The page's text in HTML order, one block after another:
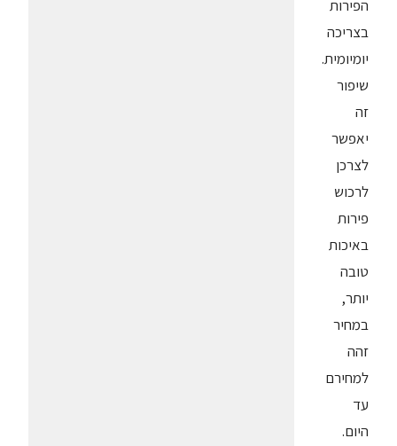
הפירות
בצריכה
יומיומית.
שיפור
זה
יאפשר
לצרכן
לרכוש
פירות
באיכות
טובה
יותר,
במחיר
זהה
למחירם
עד
היום.